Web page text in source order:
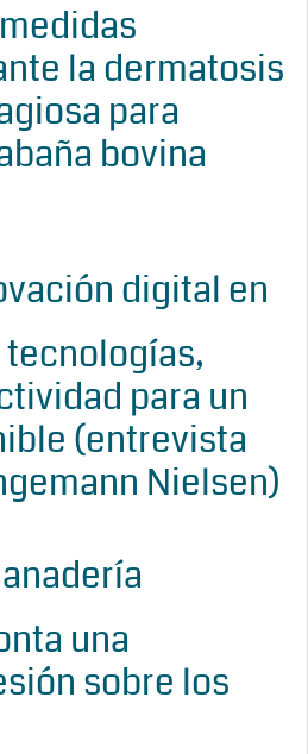
la dermatosis
para
bovina
digital en
para un
(entrevista
Nielsen)
una
sobre los